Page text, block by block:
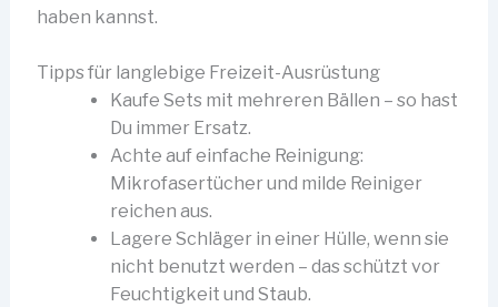
haben kannst.
Tipps für langlebige Freizeit-Ausrüstung
Kaufe Sets mit mehreren Bällen – so hast
Du immer Ersatz.
Achte auf einfache Reinigung:
Mikrofasertücher und milde Reiniger
reichen aus.
Lagere Schläger in einer Hülle, wenn sie
nicht benutzt werden – das schützt vor
Feuchtigkeit und Staub.